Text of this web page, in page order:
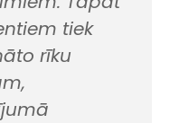
tiek
rīku